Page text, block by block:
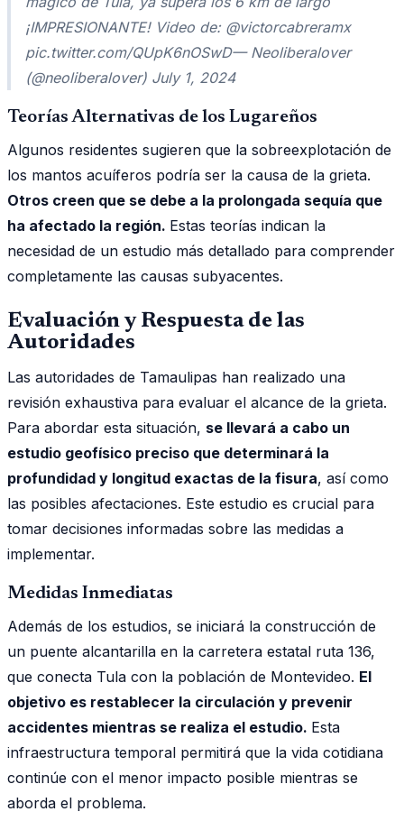
¡IMPRESIONANTE! Video de: @victorcabreramx
pic.twitter.com/QUpK6nOSwD— Neoliberalover
(@neoliberalover) July 1, 2024
Teorías Alternativas de los Lugareños
Algunos residentes sugieren que la sobreexplotación de
los mantos acuíferos podría ser la causa de la grieta.
Otros creen que se debe a la prolongada sequía que
ha afectado la región. Estas teorías indican la
necesidad de un estudio más detallado para comprender
completamente las causas subyacentes.
Evaluación y Respuesta de las
Autoridades
Las autoridades de Tamaulipas han realizado una
revisión exhaustiva para evaluar el alcance de la grieta.
Para abordar esta situación, se llevará a cabo un
estudio geofísico preciso que determinará la
profundidad y longitud exactas de la fisura, así como
las posibles afectaciones. Este estudio es crucial para
tomar decisiones informadas sobre las medidas a
implementar.
Medidas Inmediatas
Además de los estudios, se iniciará la construcción de
un puente alcantarilla en la carretera estatal ruta 136,
que conecta Tula con la población de Montevideo. El
objetivo es restablecer la circulación y prevenir
accidentes mientras se realiza el estudio. Esta
infraestructura temporal permitirá que la vida cotidiana
continúe con el menor impacto posible mientras se
aborda el problema.